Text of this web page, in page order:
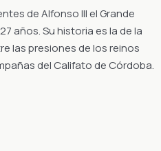
de Alfonso III el Grande
años. Su historia es la de la
las presiones de los reinos
del Califato de Córdoba.